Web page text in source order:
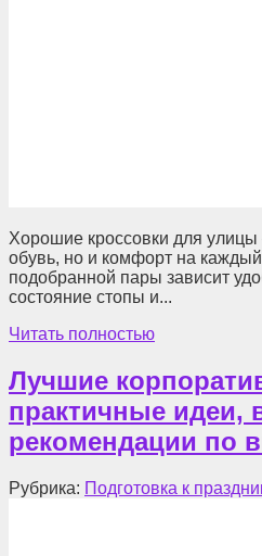
Хорошие кроссовки для улицы
обувь, но и комфорт на
подобранной пары зависит
состояние стопы и...
Читать полностью
Лучшие
практичные идеи,
рекомендации по
Рубрика: Подготовка к